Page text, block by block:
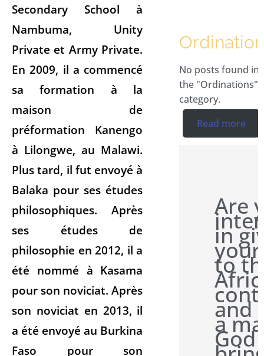
Secondary School à
Nambuma, Unity
Private et Army Private.
En 2009, il a commencé
sa formation à la
maison de
préformation Kanengo
à Lilongwe, au Malawi.
Plus tard, il fut envoyé à
Balaka pour ses études
philosophiques. Après
ses études de
philosophie en 2012, il a
été nommé à Kasama
pour son noviciat. Après
son noviciat en 2013, il
a été envoyé au Burkina
Faso pour son
No posts found in
the "Ordinations"
category.
Read more
Are
in
to
and
a
God